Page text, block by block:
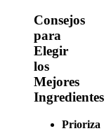
Consejos
para
Elegir
los
Mejores
Ingredientes
Prioriza